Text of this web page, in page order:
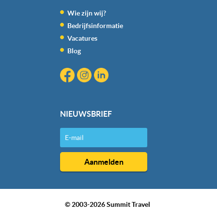
kunnen ontvangen en verwerken.
Wie zijn wij?
Bedrijfsinformatie
Vacatures
Blog
NIEUWSBRIEF
© 2003-2026 Summit Travel